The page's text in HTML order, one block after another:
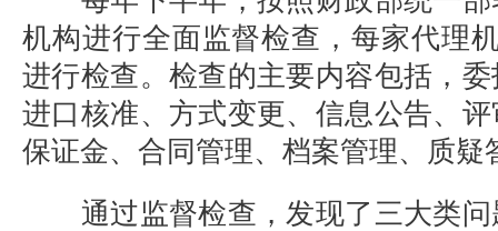
机构进行全面监督检查，每家代理
进行检查。检查的主要内容包括，
进口核准、方式变更、信息公告、
保证金、合同管理、档案管理、质疑
通过监督检查，发现了三大类